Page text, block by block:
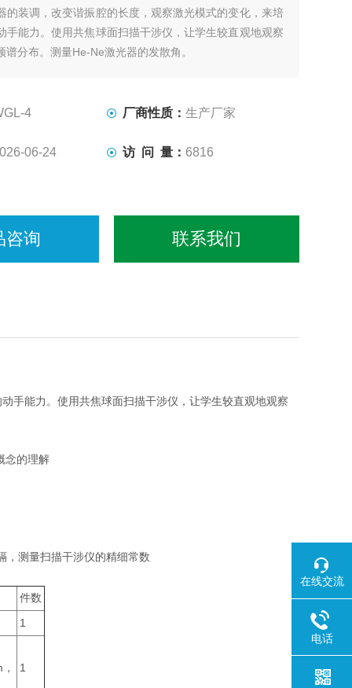
的装调，改变谐振腔的长度，观察激光模式的变化，来培
手能力。使用共焦球面扫描干涉仪，让学生较直观地观察
谱分布。测量He-Ne激光器的发散角。
概念的理解
4 厂商性质： 生产厂家
06-24 访 问 量： 6816
咨询 联系我们
手能力。使用共焦球面扫描干涉仪，让学生较直观地观察
念的理解
，测量扫描干涉仪的精细常数
件数
1
，
1
在线交流
电话